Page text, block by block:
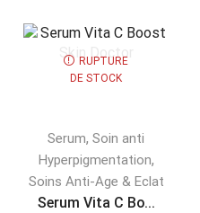
RUPTURE
DE STOCK
Serum,Soin anti
Hyperpigmentation,
Soins Anti-Age & Eclat
Serum Vita C Bo...